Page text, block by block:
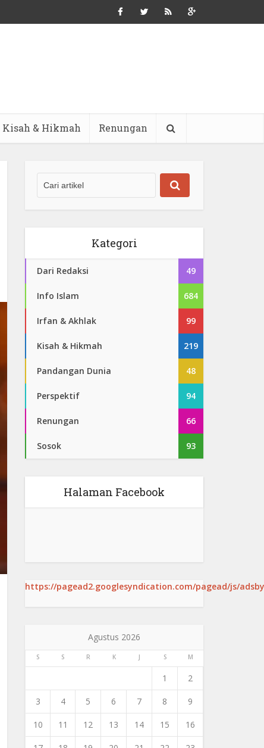
Kisah & Hikmah Renungan
Kategori
Dari Redaksi 49
Info Islam 684
Irfan & Akhlak 99
Kisah & Hikmah 219
Pandangan Dunia 48
Perspektif 94
Renungan 66
Sosok 93
Halaman Facebook
https://pagead2.googlesyndication.com/pagead/js/
Agustus 2026
S S R K J S M
1 2
3 4 5 6 7 8 9
10 11 12 13 14 15 16